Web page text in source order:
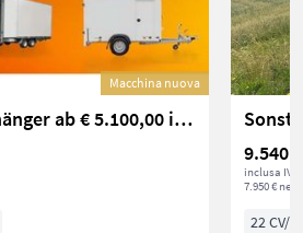
Macchina nuova
Sonstige Kofferanhänger ab € 5.100,00 inkl. MwSt.
9.540 €
inclusa IVA
7.950 €
22 CV/